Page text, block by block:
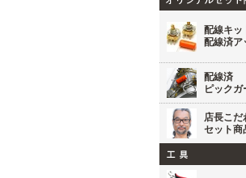
配線キッ
配線済ア
配線済
ピックガ
店長こだ
セット商